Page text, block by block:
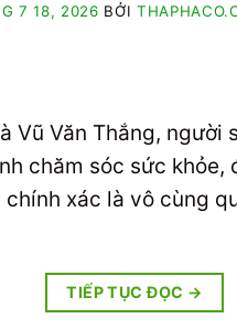
7 18, 2026 BỞI
Vũ Văn Thắng, người
chăm sóc sức
xác là vô cùng
TIẾP TỤC ĐỌC →